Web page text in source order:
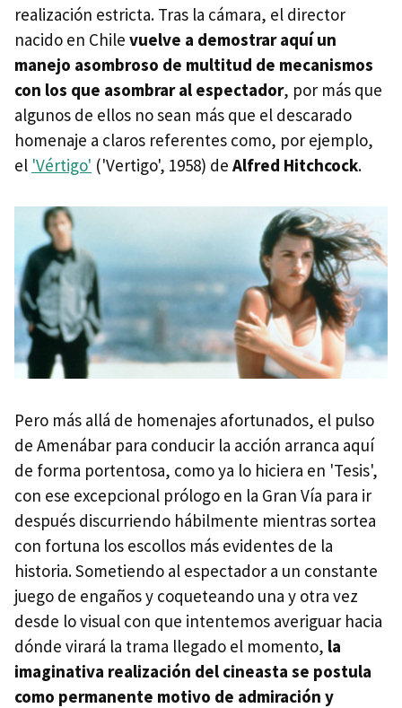
realización estricta. Tras la cámara, el director
nacido en Chile vuelve a demostrar aquí un
manejo asombroso de multitud de mecanismos
con los que asombrar al espectador, por más que
algunos de ellos no sean más que el descarado
homenaje a claros referentes como, por ejemplo,
el 'Vértigo' ('Vertigo', 1958) de Alfred Hitchcock.
Pero más allá de homenajes afortunados, el pulso
de Amenábar para conducir la acción arranca aquí
de forma portentosa, como ya lo hiciera en 'Tesis',
con ese excepcional prólogo en la Gran Vía para ir
después discurriendo hábilmente mientras sortea
con fortuna los escollos más evidentes de la
historia. Sometiendo al espectador a un constante
juego de engaños y coqueteando una y otra vez
desde lo visual con que intentemos averiguar hacia
dónde virará la trama llegado el momento, la
imaginativa realización del cineasta se postula
como permanente motivo de admiración y